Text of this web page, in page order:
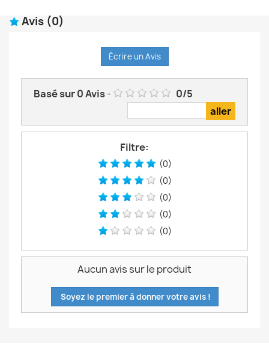
Avis (0)
Écrire un Avis
Basé sur0Avis- 0/5
Filtre:
(0)
(0)
(0)
(0)
(0)
Aucun avis sur le produit
Soyez le premier à donner votre avis !